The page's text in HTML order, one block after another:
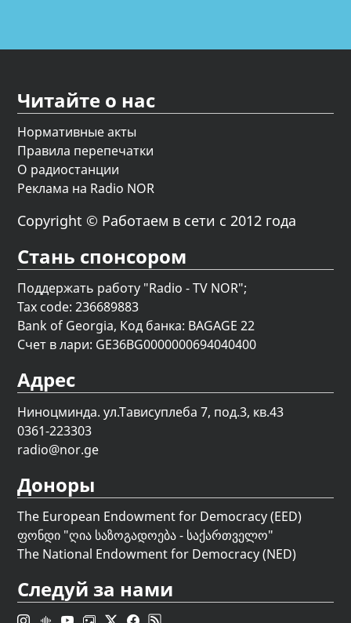
Читайте о нас
Нормативные акты
Правила перепечатки
О радиостанции
Реклама на Radio NOR
Copyright © Работаем в сети с 2012 года
Стань спонсором
Поддержать работу "Radio - TV NOR";
Tax code: 236689883
Bank of Georgia, Код банка: BAGAGE 22
Счет в лари: GE36BG0000000694040400
Адрес
Ниноцминда. ул.Тависуплеба 7, под.3, кв.43
0361-223303
radio@nor.ge
Доноры
The European Endowment for Democracy (EED)
ფონდი "ღია საზოგადოება - საქართველო"
The National Endowment for Democracy (NED)
Следуй за нами